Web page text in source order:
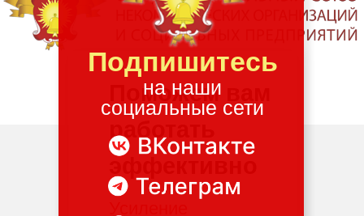
на наши
социальные сети
Подпишитесь
Поможем вам
работать